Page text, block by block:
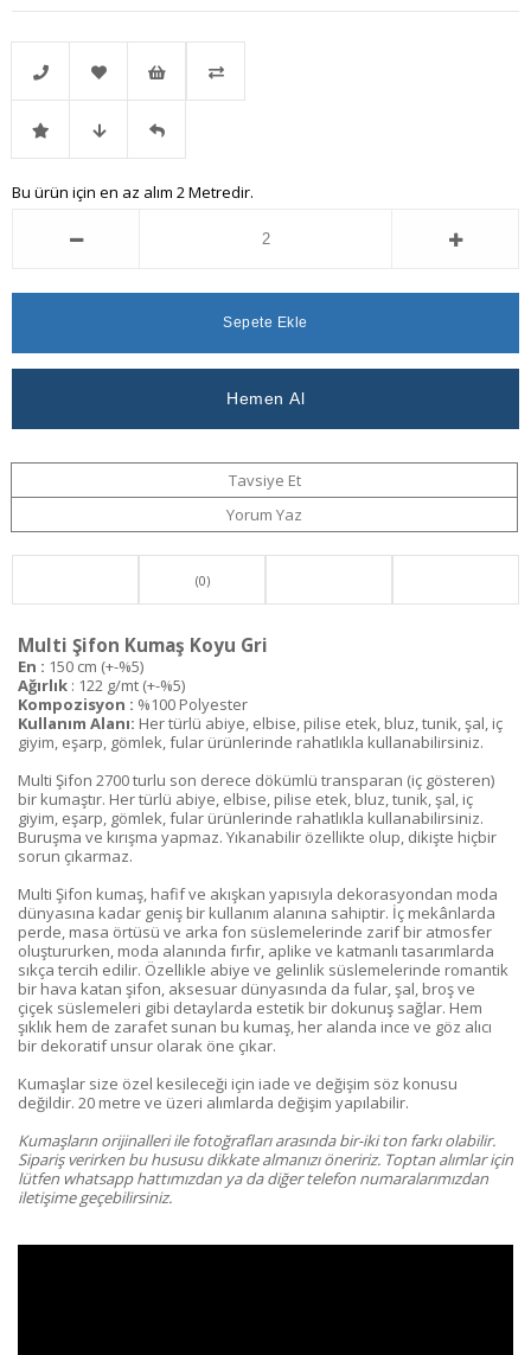
Telefonla
Sipariş
Favorilere
Ekle
İstek
Listeme
İndirimli Fiyat
Ver
Gelince
Bu ürün için en az alım 2 Metredir.
Tavsiye Et
Yorum Yaz
(0)
Multi Şifon Kumaş Koyu Gri
En : 150 cm (+-%5)
Ağırlık : 122 g/mt (+-%5)
Kompozisyon : %100 Polyester
Kullanım Alanı: Her türlü abiye, elbise, pilise etek, bluz, tunik, şal, iç
giyim, eşarp, gömlek, fular ürünlerinde rahatlıkla kullanabilirsiniz.
Multi Şifon 2700 turlu son derece dökümlü transparan (iç gösteren)
bir kumaştır. Her türlü abiye, elbise, pilise etek, bluz, tunik, şal, iç
giyim, eşarp, gömlek, fular ürünlerinde rahatlıkla kullanabilirsiniz.
Buruşma ve kırışma yapmaz. Yıkanabilir özellikte olup, dikişte hiçbir
sorun çıkarmaz.
Multi Şifon kumaş, hafif ve akışkan yapısıyla dekorasyondan moda
dünyasına kadar geniş bir kullanım alanına sahiptir. İç mekânlarda
perde, masa örtüsü ve arka fon süslemelerinde zarif bir atmosfer
oluştururken, moda alanında fırfır, aplike ve katmanlı tasarımlarda
sıkça tercih edilir. Özellikle abiye ve gelinlik süslemelerinde romantik
bir hava katan şifon, aksesuar dünyasında da fular, şal, broş ve
çiçek süslemeleri gibi detaylarda estetik bir dokunuş sağlar. Hem
şıklık hem de zarafet sunan bu kumaş, her alanda ince ve göz alıcı
bir dekoratif unsur olarak öne çıkar.
Kumaşlar size özel kesileceği için iade ve değişim söz konusu
değildir. 20 metre ve üzeri alımlarda değişim yapılabilir.
Kumaşların orijinalleri ile fotoğrafları arasında bir-iki ton farkı olabilir.
Sipariş verirken bu hususu dikkate almanızı öneririz. Toptan alımlar için
lütfen whatsapp hattımızdan ya da diğer telefon numaralarımızdan
iletişime geçebilirsiniz.